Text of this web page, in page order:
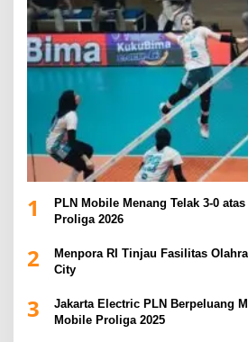
1
PLN Mobile Menang Telak 3-0
Proliga 2026
2
Menpora RI Tinjau Fasilitas
City
3
Jakarta Electric PLN Berpeluang
Mobile Proliga 2025